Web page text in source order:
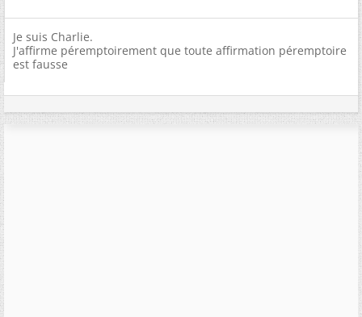
Je suis Charlie.
J'affirme péremptoirement que toute affirmation péremptoire
est fausse